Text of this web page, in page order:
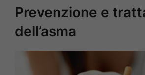
Prevenzione e
dell’asma